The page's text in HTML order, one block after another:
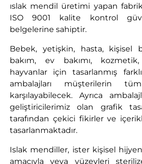
ıslak mendil üretimi yapan
ISO 9001 kalite kontrol
belgelerine sahiptir.
Bebek, yetişkin, hasta, kişisel
bakım, ev bakımı,
hayvanlar için tasarlanmış
ambalajları müşterilerin tüm
karşılayabilecek. Ayrıca
geliştiricilerimiz olan grafik
tarafından çekici fikirler ve
tasarlanmaktadır.
Islak mendiller, ister kişisel
amacıyla veya yüzeyleri